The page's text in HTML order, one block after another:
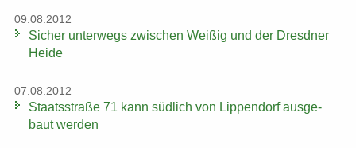
09.08.2012
Si­cher un­ter­wegs zwi­schen Wei­ßig und der Dresd­ner
Heide
07.08.2012
Staats­stra­ße 71 kann süd­lich von Lip­pen­dorf aus­ge­
baut wer­den